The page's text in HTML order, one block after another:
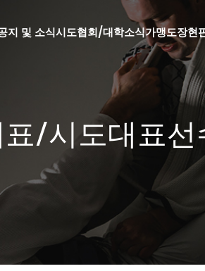
지 및 소식시도협회/대학소식가맹도장현
표/시도대표선